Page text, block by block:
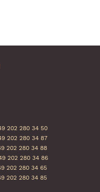
202 280 34 50
202 280 34 87
202 280 34 88
202 280 34 86
202 280 34 65
202 280 34 85